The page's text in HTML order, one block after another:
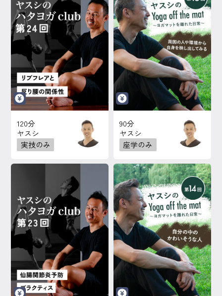
120分
ヤスシ
実技のみ
90分
ヤスシ
座学のみ